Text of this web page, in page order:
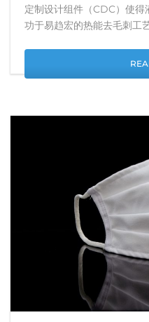
定制设计组件（CDC）使
功于易趋宏的热能去毛刺工艺